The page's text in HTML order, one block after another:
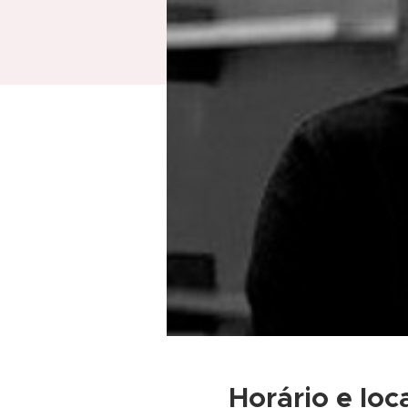
Horário e